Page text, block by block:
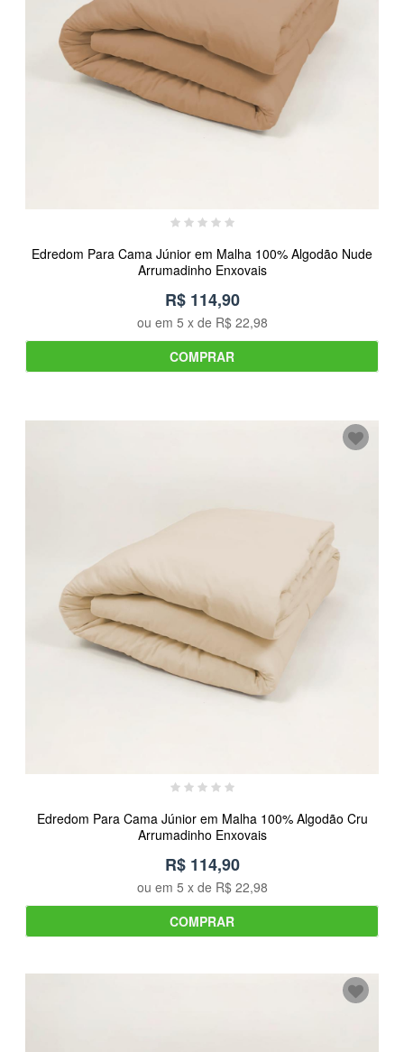
Edredom Para Cama Júnior em Malha 100% Algodão Nude
Arrumadinho Enxovais
R$ 114,90
ou em 5 x de R$ 22,98
COMPRAR
Edredom Para Cama Júnior em Malha 100% Algodão Cru
Arrumadinho Enxovais
R$ 114,90
ou em 5 x de R$ 22,98
COMPRAR